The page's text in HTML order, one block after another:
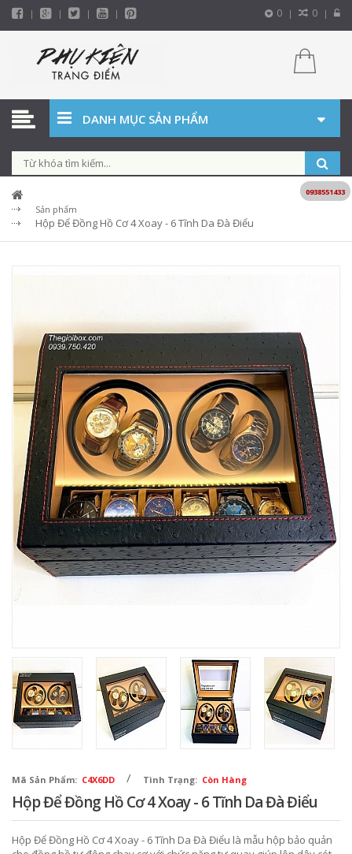
0 0
DANH MỤC SẢN PHẨM
Sản phẩm
Hộp Để Đồng Hồ Cơ 4 Xoay - 6 Tĩnh Da Đà Điểu
Mã Sản Phẩm: C4X6DD / Tình Trạng: Còn Hàng
Hộp Để Đồng Hồ Cơ 4 Xoay - 6 Tĩnh Da Đà Điểu
Hộp Để Đồng Hồ Cơ 4 Xoay - 6 Tĩnh Da Đà Điểu là mẫu hộp bảo quản
0938551433